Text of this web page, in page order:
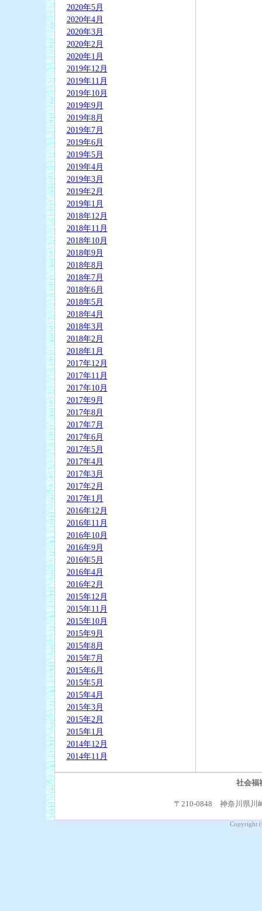
2020年5月
2020年4月
2020年3月
2020年2月
2020年1月
2019年12月
2019年11月
2019年10月
2019年9月
2019年8月
2019年7月
2019年6月
2019年5月
2019年4月
2019年3月
2019年2月
2019年1月
2018年12月
2018年11月
2018年10月
2018年9月
2018年8月
2018年7月
2018年6月
2018年5月
2018年4月
2018年3月
2018年2月
2018年1月
2017年12月
2017年11月
2017年10月
2017年9月
2017年8月
2017年7月
2017年6月
2017年5月
2017年4月
2017年3月
2017年2月
2017年1月
2016年12月
2016年11月
2016年10月
2016年9月
2016年5月
2016年4月
2016年2月
2015年12月
2015年11月
2015年10月
2015年9月
2015年8月
2015年7月
2015年6月
2015年5月
2015年4月
2015年3月
2015年2月
2015年1月
2014年12月
2014年11月
社会福
〒210-0848 神奈川県川
Copyright